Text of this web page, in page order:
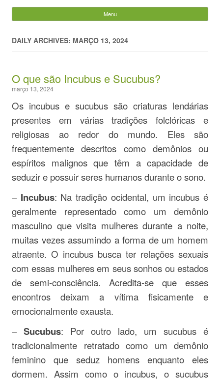
Evandro Legramonte
por:
Menu
DAILY ARCHIVES: MARÇO 13, 2024
O que são Incubus e Sucubus?
março 13, 2024
Os incubus e sucubus são criaturas lendárias
presentes em várias tradições folclóricas e
religiosas ao redor do mundo. Eles são
frequentemente descritos como demônios ou
espíritos malignos que têm a capacidade de
seduzir e possuir seres humanos durante o sono.
– Incubus: Na tradição ocidental, um incubus é
geralmente representado como um demônio
masculino que visita mulheres durante a noite,
muitas vezes assumindo a forma de um homem
atraente. O incubus busca ter relações sexuais
com essas mulheres em seus sonhos ou estados
de semi-consciência. Acredita-se que esses
encontros deixam a vítima fisicamente e
emocionalmente exausta.
– Sucubus: Por outro lado, um sucubus é
tradicionalmente retratado como um demônio
feminino que seduz homens enquanto eles
dormem. Assim como o incubus, o sucubus